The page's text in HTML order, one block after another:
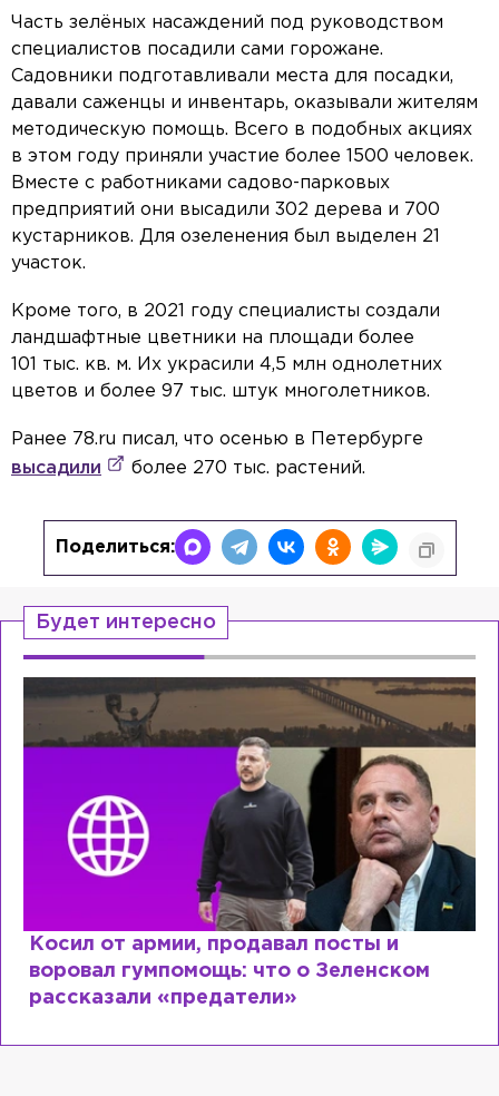
Часть зелёных насаждений под руководством
специалистов посадили сами горожане.
Садовники подготавливали места для посадки,
давали саженцы и инвентарь, оказывали жителям
методическую помощь. Всего в подобных акциях
в этом году приняли участие более 1500 человек.
Вместе с работниками садово-парковых
предприятий они высадили 302 дерева и 700
кустарников. Для озеленения был выделен 21
участок.
Кроме того, в 2021 году специалисты создали
ландшафтные цветники на площади более
101 тыс. кв. м. Их украсили 4,5 млн однолетних
цветов и более 97 тыс. штук многолетников.
Ранее 78.ru писал, что осенью в Петербурге
высадили
более 270 тыс. растений.
Поделиться:
Будет интересно
Косил от армии, продавал посты и
воровал гумпомощь: что о Зеленском
рассказали «предатели»